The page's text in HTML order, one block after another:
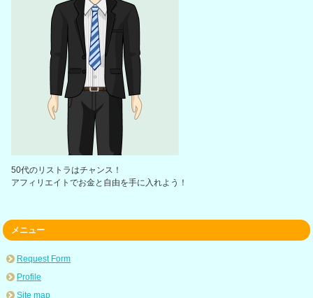
50代のリストラはチャンス！
アフィリエイトでお金と自由を手に入れよう！
メニュー
Request Form
Profile
Site map